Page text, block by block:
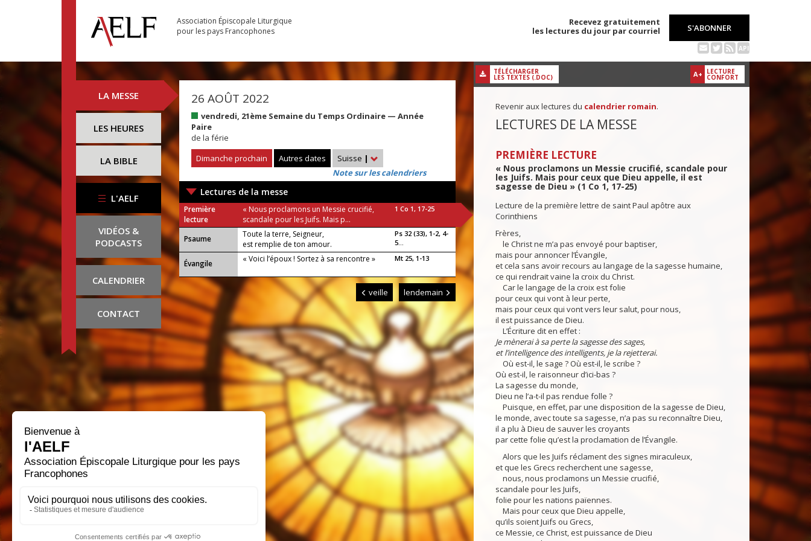
Association Épiscopale Liturgique
pour les pays Francophones
Recevez gratuitement
les lectures du jour par courriel
S'ABONNER
API
LA MESSE
LES HEURES
LA BIBLE
L'AELF
VIDÉOS &
PODCASTS
CALENDRIER
CONTACT
26 AOÛT 2022
vendredi, 21ème Semaine du Temps Ordinaire — Année
Paire
de la férie
Dimanche prochain
Autres dates Suisse |
Note sur les calendriers
Lectures de la messe
Première
lecture
« Nous proclamons un Messie crucifié,
scandale pour les Juifs. Mais p...
1 Co 1, 17-25
Psaume
Toute la terre, Seigneur,
est remplie de ton amour.
Ps 32 (33), 1-2, 4-
5...
Évangile « Voici l’époux ! Sortez à sa rencontre » Mt 25, 1-13
veille lendemain
A+ LECTURE
CONFORT
TÉLÉCHARGER
LES TEXTES (.DOC)
Revenir aux lectures du calendrier romain.
LECTURES DE LA MESSE
PREMIÈRE LECTURE
« Nous proclamons un Messie crucifié, scandale pour
les Juifs. Mais pour ceux que Dieu appelle, il est
sagesse de Dieu » (1 Co 1, 17-25)
Lecture de la première lettre de saint Paul apôtre aux
Corinthiens
Frères,
le Christ ne m’a pas envoyé pour baptiser,
mais pour annoncer l’Évangile,
et cela sans avoir recours au langage de la sagesse humaine,
ce qui rendrait vaine la croix du Christ.
Car le langage de la croix est folie
pour ceux qui vont à leur perte,
mais pour ceux qui vont vers leur salut, pour nous,
il est puissance de Dieu.
L’Écriture dit en effet :
Je mènerai à sa perte la sagesse des sages,
et l’intelligence des intelligents, je la rejetterai.
Où est-il, le sage ? Où est-il, le scribe ?
Où est-il, le raisonneur d’ici-bas ?
La sagesse du monde,
Dieu ne l’a-t-il pas rendue folle ?
Puisque, en effet, par une disposition de la sagesse de Dieu,
le monde, avec toute sa sagesse, n’a pas su reconnaître Dieu,
il a plu à Dieu de sauver les croyants
par cette folie qu’est la proclamation de l’Évangile.
Alors que les Juifs réclament des signes miraculeux,
et que les Grecs recherchent une sagesse,
nous, nous proclamons un Messie crucifié,
scandale pour les Juifs,
folie pour les nations païennes.
Mais pour ceux que Dieu appelle,
qu’ils soient Juifs ou Grecs,
ce Messie, ce Christ, est puissance de Dieu